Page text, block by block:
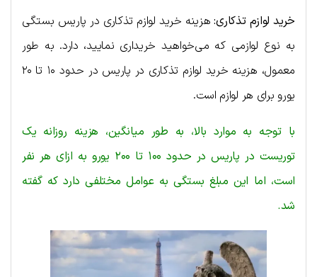
خرید لوازم تذکاری:هزینه خرید لوازم تذکاری در پاریس بستگی
به نوع لوازمی که می‌خواهید خریداری نمایید، دارد. به طور
معمول، هزینه خرید لوازم تذکاری در پاریس در حدود ۱۰ تا ۲۰
یورو برای هر لوازم است.
با توجه به موارد بالا، به طور میانگین، هزینه روزانه یک
توریست در پاریس در حدود ۱۰۰ تا ۲۰۰ یورو به ازای هر نفر
است، اما این مبلغ بستگی به عوامل مختلفی دارد که گفته
شد.